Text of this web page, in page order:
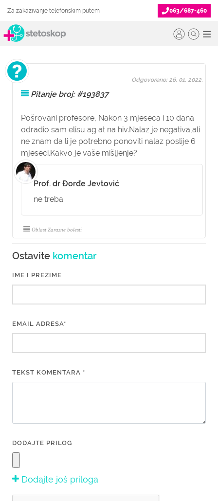
Za zakazivanje telefonskim putem 063/687-460
Pitanje broj: #193837
Pošrovani profesore, Nakon 3 mjeseca i 10 dana
odradio sam elisu ag at na hiv.Nalaz je negativa,ali
ne znam da li je potrebno ponoviti nalaz poslije 6
mjeseci.Kakvo je vaše mišljenje?
Odgovoreno: 26. 01. 2022.
Prof. dr Đorđe Jevtović
ne treba
Oblast Zarazne bolesti
Ostavite komentar
IME I PREZIME
EMAIL ADRESA*
TEKST KOMENTARA *
DODAJTE PRILOG
Dodajte još priloga